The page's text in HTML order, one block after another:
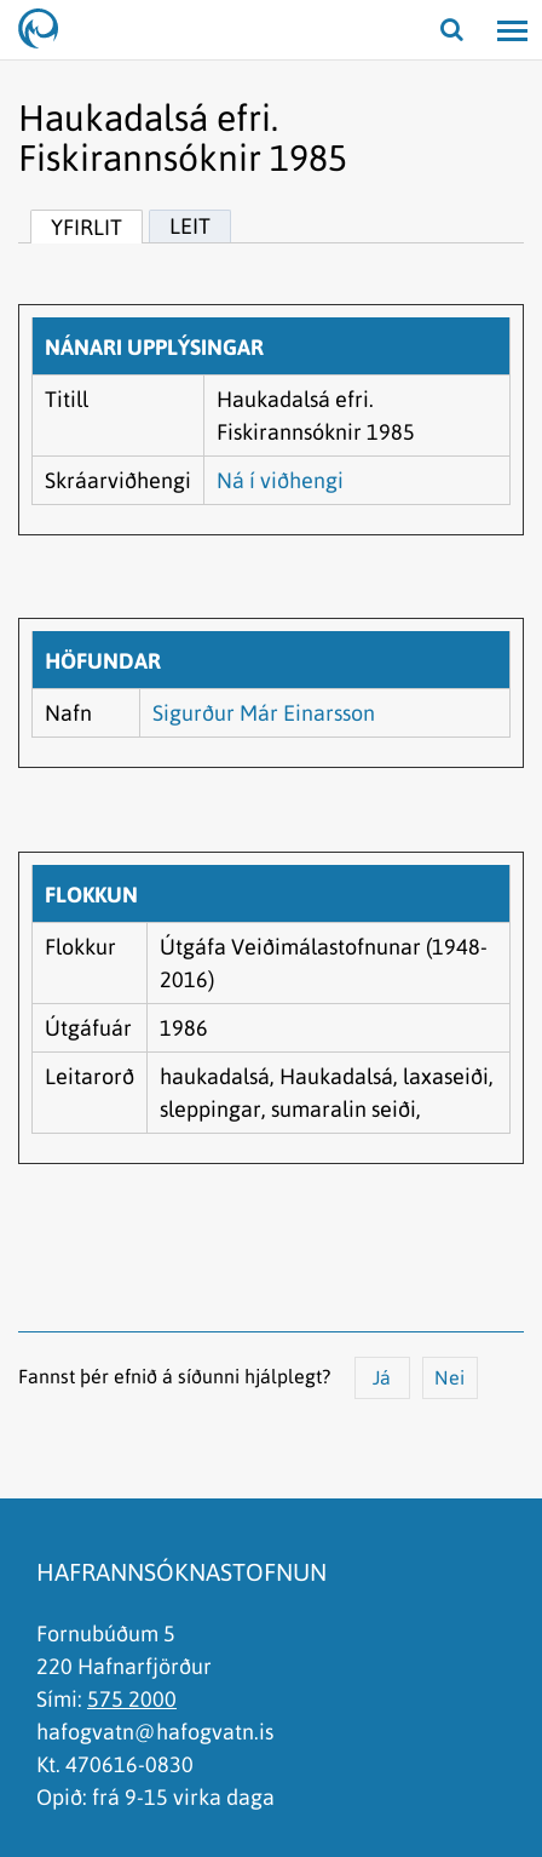
Opna/
Haukadalsá efri.
Fiskirannsóknir 1985
YFIRLIT LEIT
NÁNARI UPPLÝSINGAR
Titill
Haukadalsá efri.
Fiskirannsóknir 1985
Skráarviðhengi
Ná í viðhengi
HÖFUNDAR
Nafn Sigurður Már Einarsson
FLOKKUN
Flokkur
Útgáfa Veiðimálastofnunar (1948-
2016)
Útgáfuár
1986
Leitarorð
haukadalsá, Haukadalsá, laxaseiði,
sleppingar, sumaralin seiði,
Fannst þér efnið á síðunni hjálplegt? Já Nei
Það er of mikið efni á síðunni
Ég skil ekki efnið, finnst það of flókið
HAFRANNSÓKNASTOFNUN
Fornubúðum 5
220 Hafnarfjörður
Sími: 575 2000
hafogvatn@hafogvatn.is
Kt. 470616-0830
Opið: frá 9-15 virka daga